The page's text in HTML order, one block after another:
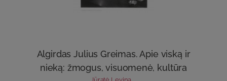
Algirdas Julius Greimas. Apie viską ir
nieką: žmogus, visuomenė, kultūra